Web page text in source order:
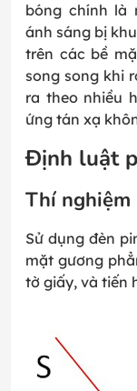
bóng chính là
ánh sáng bị
trên các bề
song song khi
ra theo nhiều
ứng tán xạ
Định luật
Thí nghiệm
Sử dụng đèn
mặt gương
tờ giấy, và tiến